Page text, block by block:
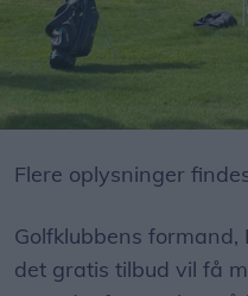
Flere oplysninger
Golfklubbens
det gratis tilbud vil få